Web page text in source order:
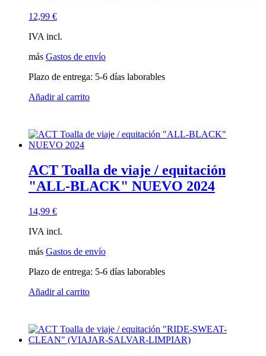
12,99 €
IVA incl.
más Gastos de envío
Plazo de entrega: 5-6 días laborables
Añadir al carrito
ACT Toalla de viaje / equitación
"ALL-BLACK" NUEVO 2024
14,99 €
IVA incl.
más Gastos de envío
Plazo de entrega: 5-6 días laborables
Añadir al carrito